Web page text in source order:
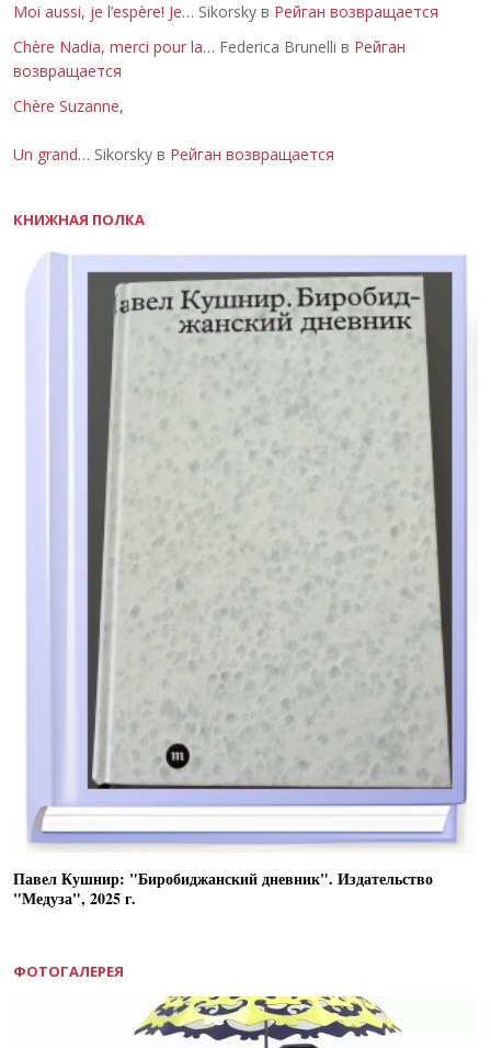
Moi aussi, je l’espère! Je… Sikorsky в Рейган возвращается
Chère Nadia, merci pour la… Federica Brunelli в Рейган
возвращается
Chère Suzanne,
Un grand… Sikorsky в Рейган возвращается
КНИЖНАЯ ПОЛКА
Павел Кушнир: "Биробиджанский дневник". Издательство
"Медуза", 2025 г.
ФОТОГАЛЕРЕЯ